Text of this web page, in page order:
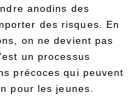
anodins des
des risques. En
on ne devient pas
un processus
précoces qui peuvent
pour les jeunes.